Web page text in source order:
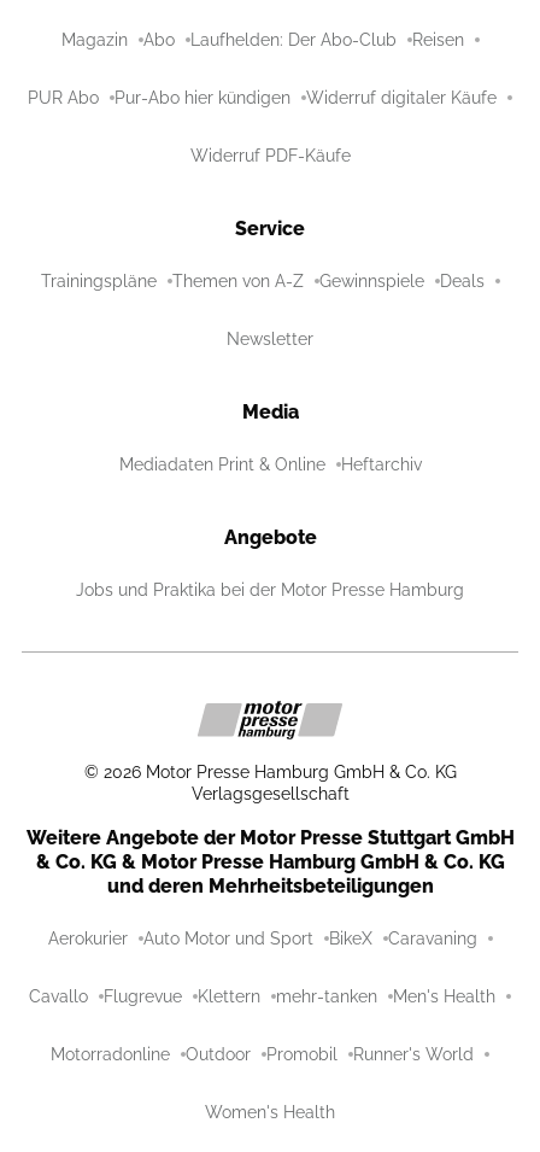
Magazin Abo Laufhelden: Der Abo-Club Reisen
PUR Abo Pur-Abo hier kündigen Widerruf digitaler Käufe
Widerruf PDF-Käufe
Service
Trainingspläne Themen von A-Z Gewinnspiele Deals
Newsletter
Media
Mediadaten Print & Online Heftarchiv
Angebote
Jobs und Praktika bei der Motor Presse Hamburg
© 2026 Motor Presse Hamburg GmbH & Co. KG
Verlagsgesellschaft
Weitere Angebote der Motor Presse Stuttgart GmbH
& Co. KG & Motor Presse Hamburg GmbH & Co. KG
und deren Mehrheitsbeteiligungen
Aerokurier Auto Motor und Sport BikeX Caravaning
Cavallo Flugrevue Klettern mehr-tanken Men's Health
Motorradonline Outdoor Promobil Runner's World
Women's Health